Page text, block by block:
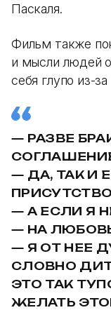
Паскаля.
Фильм также
и мысли людей
себя глупо из-
— РАЗВЕ
— ДА, ТАК И
— А ЕСЛИ Я
— НА
— Я ОТ НЕЕ
СЛОВНО
ЭТО ТАК
ЖЕЛАТЬ